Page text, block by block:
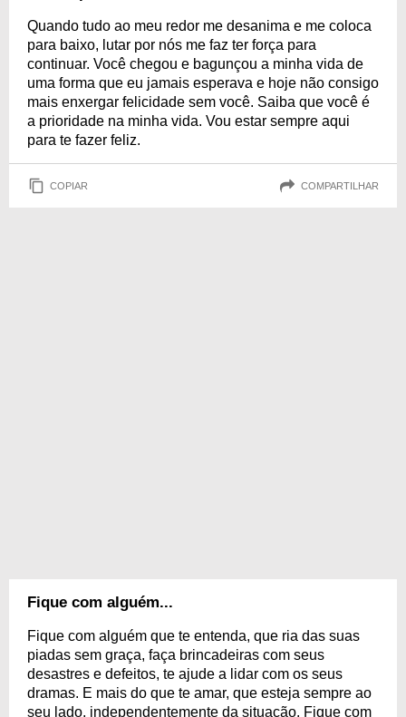
Quando tudo ao meu redor me desanima e me coloca
para baixo, lutar por nós me faz ter força para
continuar. Você chegou e bagunçou a minha vida de
uma forma que eu jamais esperava e hoje não consigo
mais enxergar felicidade sem você. Saiba que você é
a prioridade na minha vida. Vou estar sempre aqui
para te fazer feliz.
COPIAR COMPARTILHAR
Fique com alguém...
Fique com alguém que te entenda, que ria das suas
piadas sem graça, faça brincadeiras com seus
desastres e defeitos, te ajude a lidar com os seus
dramas. E mais do que te amar, que esteja sempre ao
seu lado, independentemente da situação. Fique com